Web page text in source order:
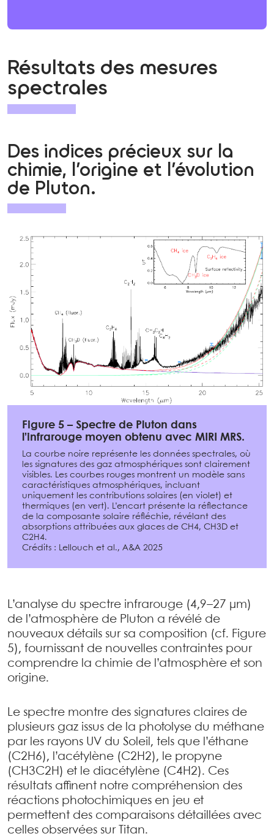
Résultats des mesures
spectrales
Des indices précieux sur la
chimie, l’origine et l’évolution
de Pluton.
Figure 5 – Spectre de Pluton dans
l’infrarouge moyen obtenu avec MIRI MRS.
La courbe noire représente les données spectrales, où
les signatures des gaz atmosphériques sont clairement
visibles. Les courbes rouges montrent un modèle sans
caractéristiques atmosphériques, incluant
uniquement les contributions solaires (en violet) et
thermiques (en vert). L’encart présente la réflectance
de la composante solaire réfléchie, révélant des
absorptions attribuées aux glaces de CH4, CH3D et
C2H4.
Crédits : Lellouch et al., A&A 2025
L’analyse du spectre infrarouge (4,9–27 μm)
de l’atmosphère de Pluton a révélé de
nouveaux détails sur sa composition (cf. Figure
5), fournissant de nouvelles contraintes pour
comprendre la chimie de l’atmosphère et son
origine.
Le spectre montre des signatures claires de
plusieurs gaz issus de la photolyse du méthane
par les rayons UV du Soleil, tels que l’éthane
(C2H6), l’acétylène (C2H2), le propyne
(CH3C2H) et le diacétylène (C4H2). Ces
résultats affinent notre compréhension des
réactions photochimiques en jeu et
permettent des comparaisons détaillées avec
celles observées sur Titan.